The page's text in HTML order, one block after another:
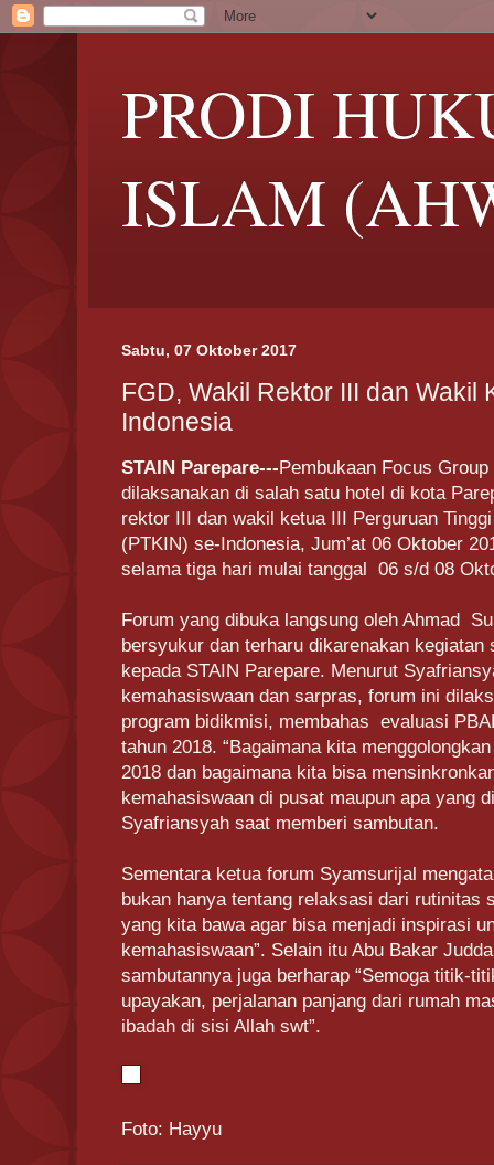
PRODI
ISLAM
Sabtu, 07 Oktober 2017
FGD, Wakil Rektor III dan Wakil
Indonesia
STAIN Parepare---Pembukaan Focus
dilaksanakan di salah satu hotel di kota
rektor III dan wakil ketua III Perguruan
(PTKIN) se-Indonesia, Jum’at 06 Oktober
selama tiga hari mulai tanggal 06 s/d 08
Forum yang dibuka langsung oleh Ahmad
bersyukur dan terharu dikarenakan kegiatan
kepada STAIN Parepare. Menurut
kemahasiswaan dan sarpras, forum ini
program bidikmisi, membahas evaluasi
tahun 2018. “Bagaimana kita
2018 dan bagaimana kita bisa
kemahasiswaan di pusat maupun apa yang
Syafriansyah saat memberi sambutan.
Sementara ketua forum Syamsurijal
bukan hanya tentang relaksasi dari rutinitas
yang kita bawa agar bisa menjadi inspirasi
kemahasiswaan”. Selain itu Abu Bakar
sambutannya juga berharap “Semoga titik-
upayakan, perjalanan panjang dari rumah
ibadah di sisi Allah swt”.
Foto: Hayyu